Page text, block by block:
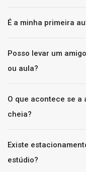
É a minha primeira
Posso levar um
ou aula?
O que acontece se a
cheia?
Existe
estúdio?